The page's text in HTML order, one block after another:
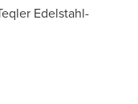
Edelstahl-